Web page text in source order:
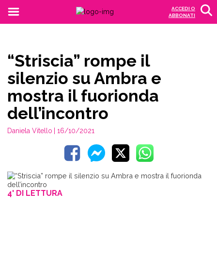
ACCEDI O
ABBONATI
“Striscia” rompe il
silenzio su Ambra e
mostra il fuorionda
dell’incontro
Daniela Vitello | 16/10/2021
4' DI LETTURA